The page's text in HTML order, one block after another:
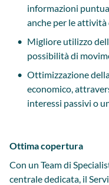
informazioni
anche per le
Migliore utilizzo
possibilità di
Ottimizzazione
economico,
interessi passivi o
Ottima copertura
Con un Team di
centrale dedicata, il